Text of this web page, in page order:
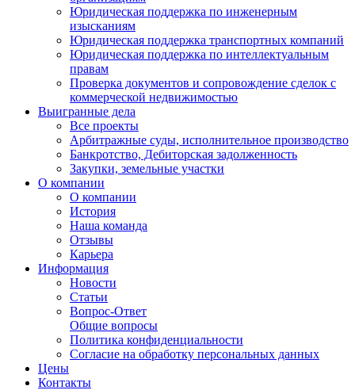
Юридическая поддержка по инженерным
изысканиям
Юридическая поддержка транспортных компаний
Юридическая поддержка по интеллектуальным
правам
Проверка документов и сопровождение сделок с
коммерческой недвижимостью
Выигранные дела
Все проекты
Арбитражные суды, исполнительное производство
Банкротство, Дебиторская задолженность
Закупки, земельные участки
О компании
О компании
История
Наша команда
Отзывы
Карьера
Информация
Новости
Статьи
Вопрос-Ответ
Общие вопросы
Политика конфиденциальности
Согласие на обработку персональных данных
Цены
Контакты